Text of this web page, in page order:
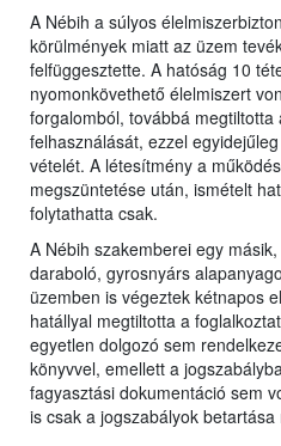
A Nébih a súlyos
körülmények miatt az üzem
felfüggesztette. A hatóság 10
nyomonkövethető élelmiszert
forgalomból, továbbá
felhasználását, ezzel
vételét. A létesítmény a
megszüntetése után, ismételt
folytathatta csak.
A Nébih szakemberei egy
daraboló, gyrosnyárs
üzemben is végeztek kétnapos
hatállyal megtiltotta a
egyetlen dolgozó sem
könyvvel, emellett a
fagyasztási dokumentáció sem
is csak a jogszabályok